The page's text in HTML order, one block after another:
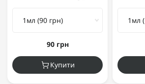
90 грн
Купити